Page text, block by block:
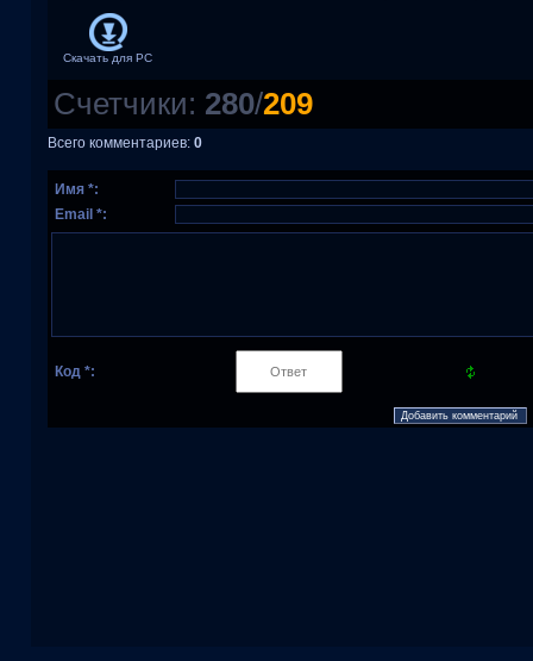
Скачать для PC
Счетчики: 280/209
Всего комментариев: 0
Имя *:
Email *:
Код *: